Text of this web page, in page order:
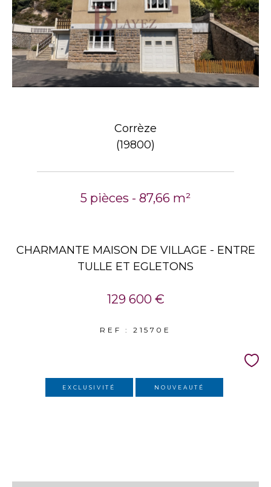
Corrèze
(19800)
5 pièces - 87,66 m²
CHARMANTE MAISON DE VILLAGE - ENTRE
TULLE ET EGLETONS
129 600 €
REF : 21570E
EXCLUSIVITÉ NOUVEAUTÉ